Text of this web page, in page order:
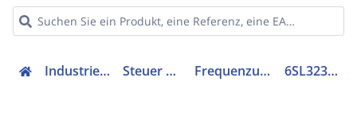
Industriekomponenten Steuer & Regelgeräte Frequenzumrichter =< 1 kV 6SL32302YE380AB0